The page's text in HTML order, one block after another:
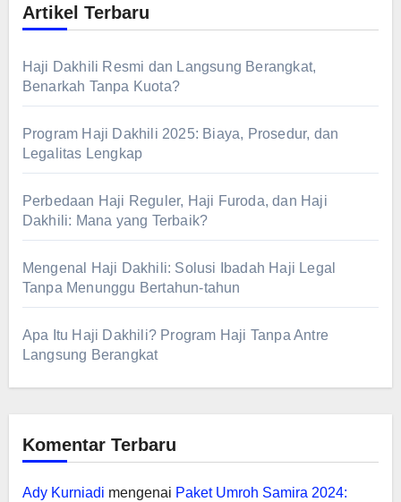
Artikel Terbaru
Haji Dakhili Resmi dan Langsung Berangkat,
Benarkah Tanpa Kuota?
Program Haji Dakhili 2025: Biaya, Prosedur, dan
Legalitas Lengkap
Perbedaan Haji Reguler, Haji Furoda, dan Haji
Dakhili: Mana yang Terbaik?
Mengenal Haji Dakhili: Solusi Ibadah Haji Legal
Tanpa Menunggu Bertahun-tahun
Apa Itu Haji Dakhili? Program Haji Tanpa Antre
Langsung Berangkat
Komentar Terbaru
Ady Kurniadi mengenai Paket Umroh Samira 2024: